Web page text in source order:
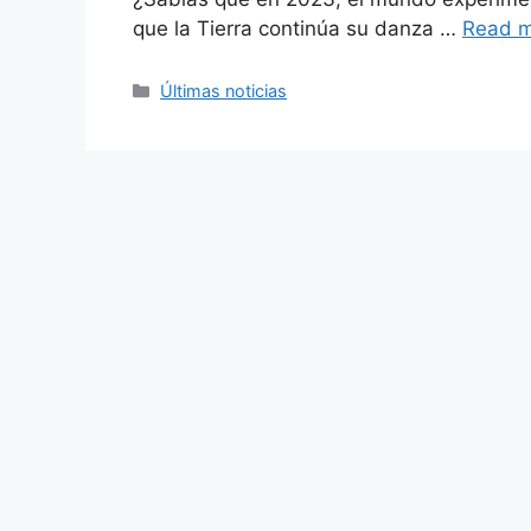
que la Tierra continúa su danza … Read
Categories
Últimas noticias